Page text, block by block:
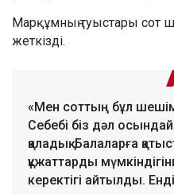
Марқұмның туыстары сот
жеткізді.
«Мен соттың бұл
Себебі біз дәл
қаладық. Балаларға
құжаттарды
керектігі айтылды.